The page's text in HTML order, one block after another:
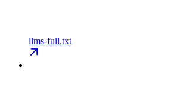
llms-full.txt